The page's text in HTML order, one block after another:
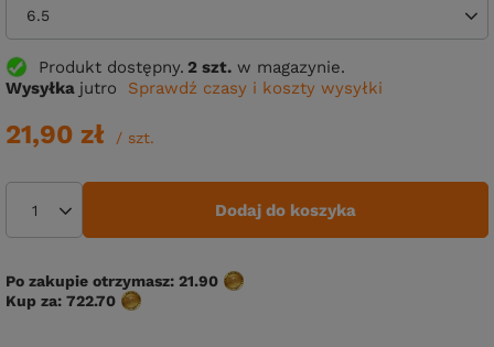
6.5
Produkt dostępny 2 szt. w magazynie.
Wysyłka jutro Sprawdź czasy i koszty wysyłki
21,90 zł / szt.
Dodaj do koszyka
Po zakupie otrzymasz: 21.90
Kup za: 722.70